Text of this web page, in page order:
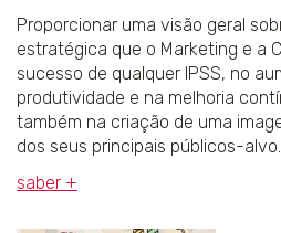
Proporcionar uma visão geral
estratégica que o Marketing e a
sucesso de qualquer IPSS, no
produtividade e na melhoria
também na criação de uma
dos seus principais públicos-alvo.
saber +